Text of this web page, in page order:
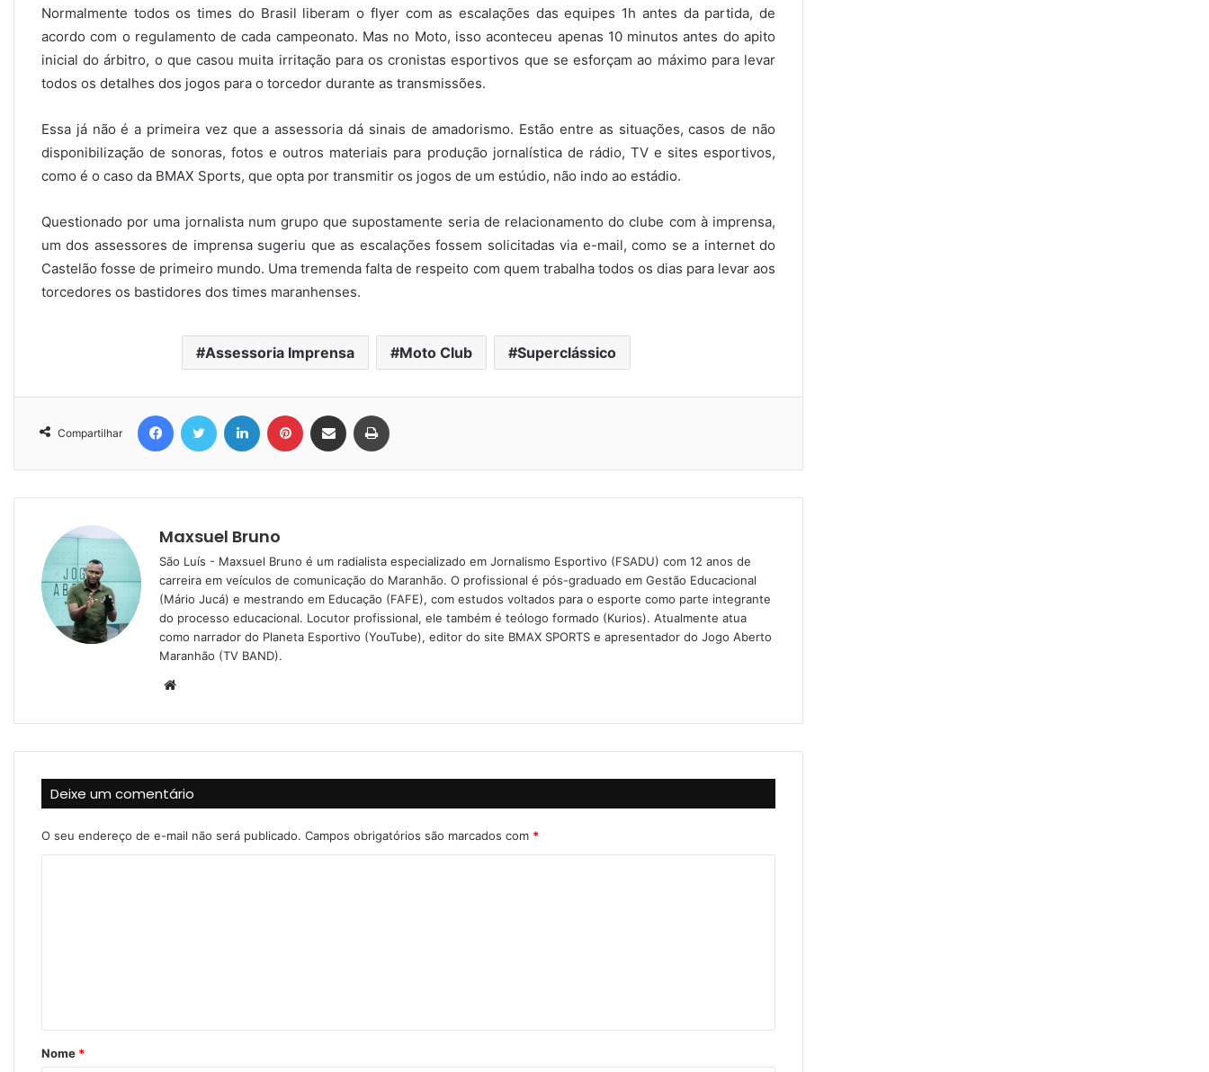
Normalmente todos os times do Brasil liberam o flyer com as escalações das equipes 1h antes da partida, de
acordo com o regulamento de cada campeonato. Mas no Moto, isso aconteceu apenas 10 minutos antes do apito
inicial do árbitro, o que casou muita irritação para os cronistas esportivos que se esforçam ao máximo para levar
todos os detalhes dos jogos para o torcedor durante as transmissões.
Essa já não é a primeira vez que a assessoria dá sinais de amadorismo. Estão entre as situações, casos de não
disponibilização de sonoras, fotos e outros materiais para produção jornalística de rádio, TV e sites esportivos,
como é o caso da BMAX Sports, que opta por transmitir os jogos de um estúdio, não indo ao estádio.
Questionado por uma jornalista num grupo que supostamente seria de relacionamento do clube com à imprensa,
um dos assessores de imprensa sugeriu que as escalações fossem solicitadas via e-mail, como se a internet do
Castelão fosse de primeiro mundo. Uma tremenda falta de respeito com quem trabalha todos os dias para levar aos
torcedores os bastidores dos times maranhenses.
Assessoria Imprensa Moto Club Superclássico
Compartilhar
Maxsuel Bruno
São Luís - Maxsuel Bruno é um radialista especializado em Jornalismo Esportivo (FSADU) com 12 anos de
carreira em veículos de comunicação do Maranhão. O profissional é pós-graduado em Gestão Educacional
(Mário Jucá) e mestrando em Educação (FAFE), com estudos voltados para o esporte como parte integrante
do processo educacional. Locutor profissional, ele também é teólogo formado (Kurios). Atualmente atua
como narrador do Planeta Esportivo (YouTube), editor do site BMAX SPORTS e apresentador do Jogo Aberto
Maranhão (TV BAND).
b
s
t
e
Deixe um comentário
O seu endereço de e-mail não será publicado. Campos obrigatórios são marcados com *
á
r
Nome *